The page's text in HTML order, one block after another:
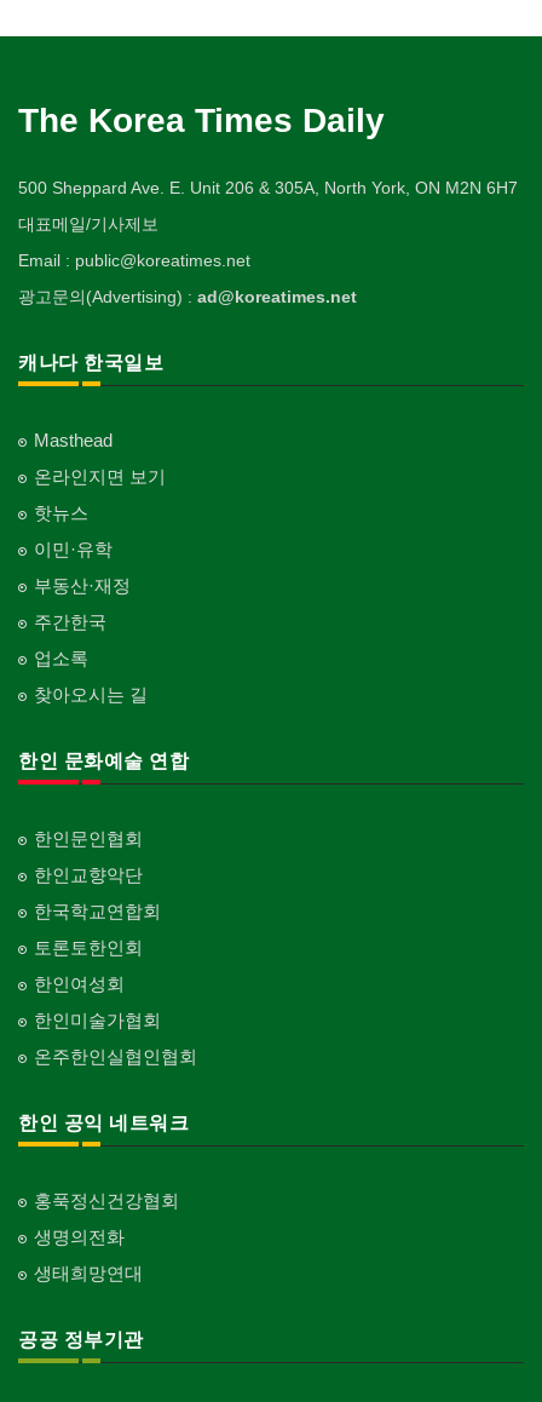
The Korea Times Daily
500 Sheppard Ave. E. Unit 206 & 305A, North York, ON M2N 6H7
대표메일/기사제보
Email : public@koreatimes.net
광고문의(Advertising) : ad@koreatimes.net
캐나다 한국일보
Masthead
온라인지면 보기
핫뉴스
이민·유학
부동산·재정
주간한국
업소록
찾아오시는 길
한인 문화예술 연합
한인문인협회
한인교향악단
한국학교연합회
토론토한인회
한인여성회
한인미술가협회
온주한인실협인협회
한인 공익 네트워크
홍푹정신건강협회
생명의전화
생태희망연대
공공 정부기관